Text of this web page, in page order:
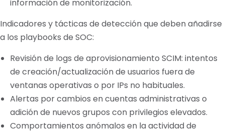
información de monitorización.
Indicadores y tácticas de detección que deben añadirse
a los playbooks de SOC:
Revisión de logs de aprovisionamiento SCIM: intentos
de creación/actualización de usuarios fuera de
ventanas operativas o por IPs no habituales.
Alertas por cambios en cuentas administrativas o
adición de nuevos grupos con privilegios elevados.
Comportamientos anómalos en la actividad de